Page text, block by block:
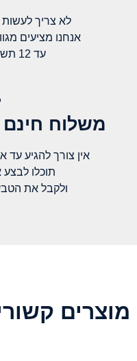
לא צריך לעשות
אנחנו מציעים
עד 12 תשלומים ללא ריבית.
משלוח
אין צורך להגיע עד
תוכלו
ולקבל את
מוצרים